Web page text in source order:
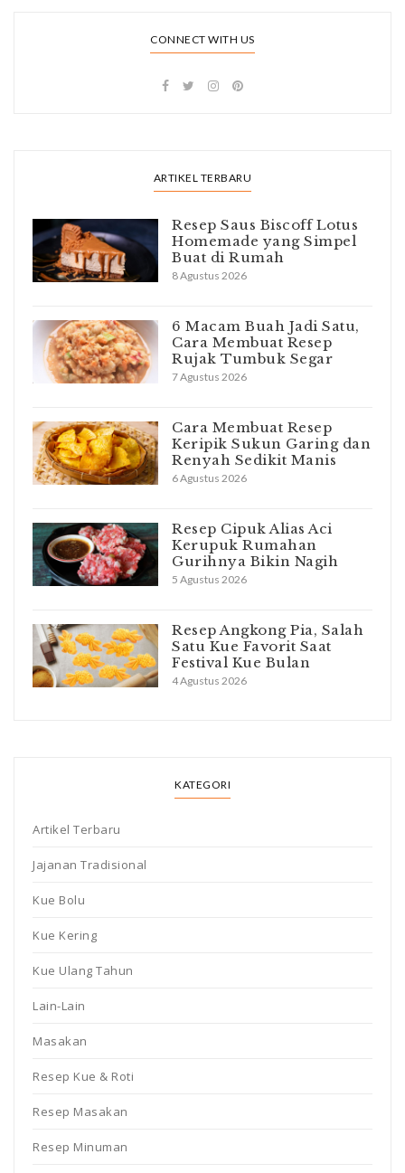
CONNECT WITH US
ARTIKEL TERBARU
Resep Saus Biscoff Lotus
Homemade yang Simpel
Buat di Rumah
8 Agustus 2026
6 Macam Buah Jadi Satu,
Cara Membuat Resep
Rujak Tumbuk Segar
7 Agustus 2026
Cara Membuat Resep
Keripik Sukun Garing dan
Renyah Sedikit Manis
6 Agustus 2026
Resep Cipuk Alias Aci
Kerupuk Rumahan
Gurihnya Bikin Nagih
5 Agustus 2026
Resep Angkong Pia, Salah
Satu Kue Favorit Saat
Festival Kue Bulan
4 Agustus 2026
KATEGORI
Artikel Terbaru
Jajanan Tradisional
Kue Bolu
Kue Kering
Kue Ulang Tahun
Lain-Lain
Masakan
Resep Kue & Roti
Resep Masakan
Resep Minuman